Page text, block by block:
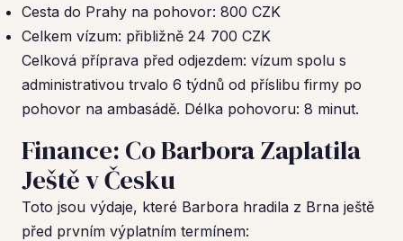
Cesta do Prahy na pohovor: 800 CZK
Celkem vízum: přibližně 24 700 CZK
Celková příprava před odjezdem: vízum spolu s
administrativou trvalo 6 týdnů od příslibu firmy po
pohovor na ambasádě. Délka pohovoru: 8 minut.
Finance: Co Barbora Zaplatila
Ještě v Česku
Toto jsou výdaje, které Barbora hradila z Brna ještě
před prvním výplatním termínem: